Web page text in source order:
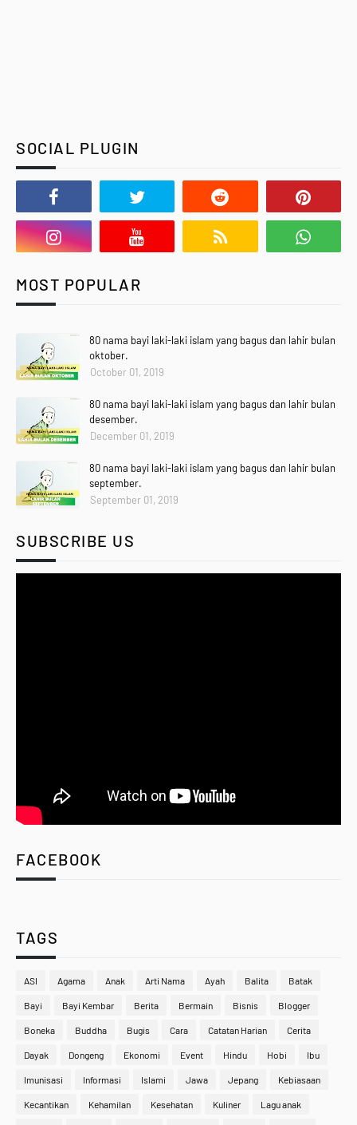
SOCIAL PLUGIN
MOST POPULAR
80 nama bayi laki-laki islam yang bagus dan lahir bulan
oktober.
October 01, 2019
80 nama bayi laki-laki islam yang bagus dan lahir bulan
desember.
December 01, 2019
80 nama bayi laki-laki islam yang bagus dan lahir bulan
september.
September 01, 2019
SUBSCRIBE US
FACEBOOK
TAGS
ASI Agama Anak Arti Nama Ayah Balita Batak
Bayi Bayi Kembar Berita Bermain Bisnis Blogger
Boneka Buddha Bugis Cara Catatan Harian Cerita
Dayak Dongeng Ekonomi Event Hindu Hobi Ibu
Imunisasi Informasi Islami Jawa Jepang Kebiasaan
Kecantikan Kehamilan Kesehatan Kuliner Lagu anak